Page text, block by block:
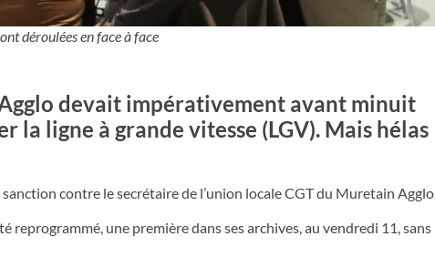
déroulées en face à face
devait impérativement avant minuit
la ligne à grande vitesse (LGV). Mais hélas
contre le secrétaire de l’union locale CGT du Muretain Agglo.
reprogrammé, une première dans ses archives, au vendredi 11, sans